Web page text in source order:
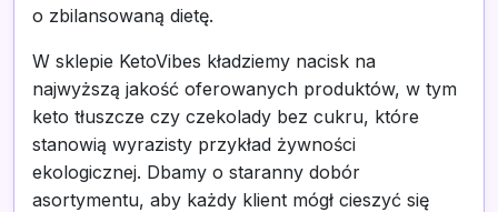
o zbilansowaną dietę.
W sklepie KetoVibes kładziemy nacisk na
najwyższą jakość oferowanych produktów, w tym
keto tłuszcze czy czekolady bez cukru, które
stanowią wyrazisty przykład żywności
ekologicznej. Dbamy o staranny dobór
asortymentu, aby każdy klient mógł cieszyć się